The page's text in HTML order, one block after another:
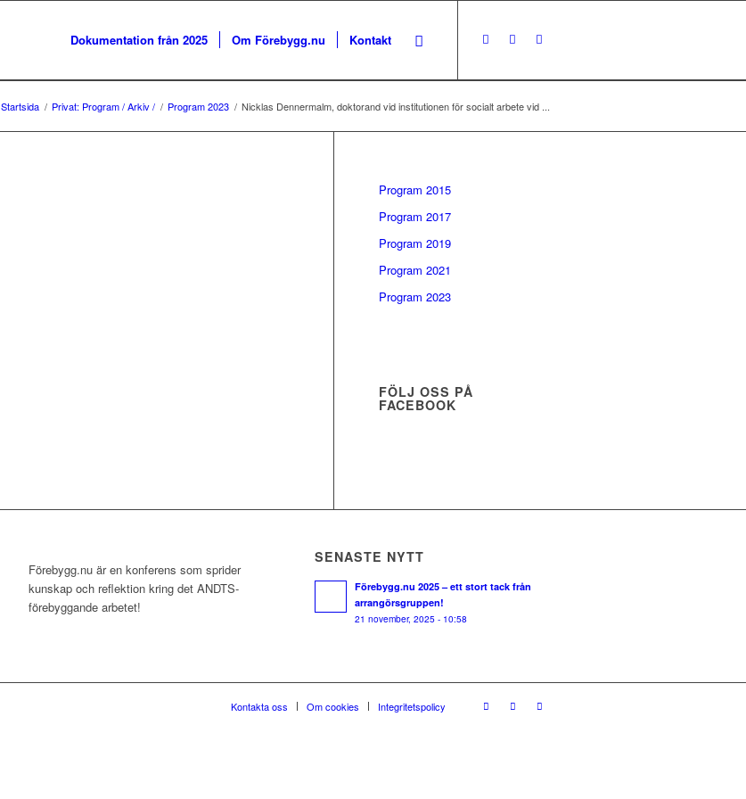
Dokumentation från 2025 Om Förebygg.nu Kontakt
Startsida / Privat: Program / Arkiv / / Program 2023 / Nicklas Dennermalm, doktorand vid institutionen för socialt arbete vid ...
Program 2015
Program 2017
Program 2019
Program 2021
Program 2023
FÖLJ OSS PÅ
FACEBOOK
Förebygg.nu är en konferens som sprider
kunskap och reflektion kring det ANDTS-
förebyggande arbetet!
SENASTE NYTT
Förebygg.nu 2025 – ett stort tack från
arrangörsgruppen!
21 november, 2025 - 10:58
Kontakta oss Om cookies Integritetspolicy